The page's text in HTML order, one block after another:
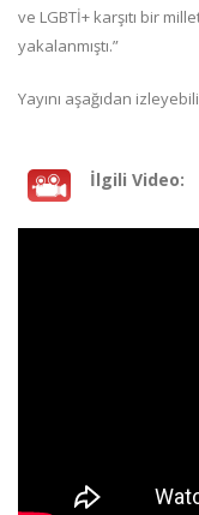
ve LGBTİ+ karşıtı bir
yakalanmıştı.”
Yayını aşağıdan
İlgili Video: